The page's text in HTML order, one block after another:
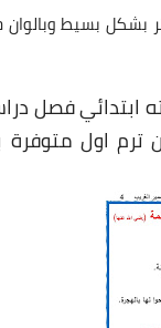
بسيط وبالوان
ابتدائي فصل